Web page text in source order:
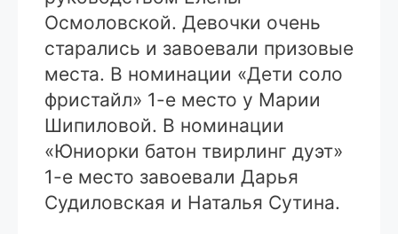
Осмоловской. Девочки очень
старались и завоевали призовые
места. В номинации «Дети соло
фристайл» 1-е место у Марии
Шипиловой. В номинации
«Юниорки батон твирлинг дуэт»
1-е место завоевали Дарья
Судиловская и Наталья Сутина.